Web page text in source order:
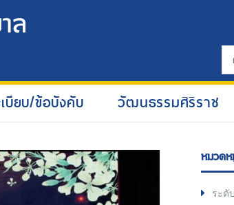
บียบ/ข้อบังคับ วัฒนธรรมศิริราช
หมวด
ระดั